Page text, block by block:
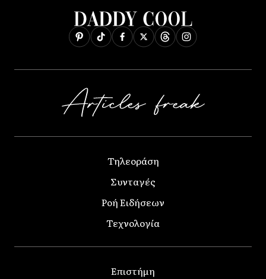
Τηλεοράση
Συνταγές
Ροή Ειδήσεων
Τεχνολογία
Επιστήμη